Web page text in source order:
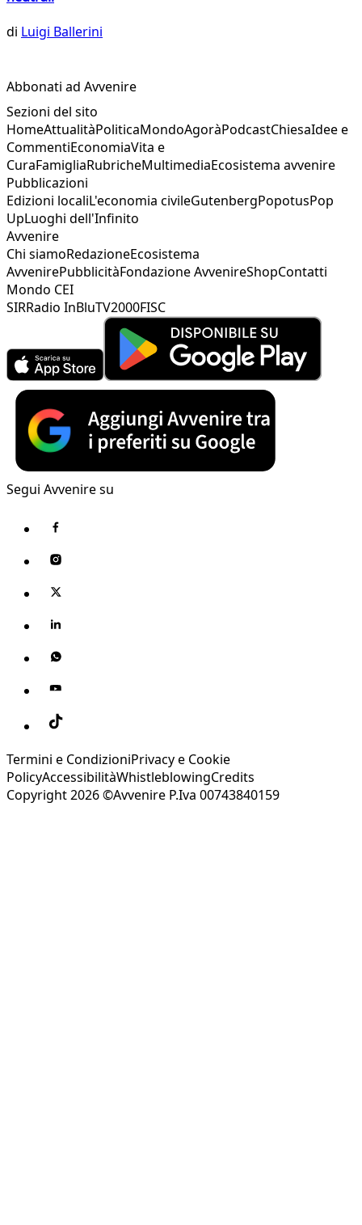
di Luigi Ballerini
Abbonati ad Avvenire
Sezioni del sito
HomeAttualitàPoliticaMondoAgoràPodcastChiesaIdee e
CommentiEconomiaVita e
CuraFamigliaRubricheMultimediaEcosistema avvenire
Pubblicazioni
Edizioni localiL'economia civileGutenbergPopotusPop
UpLuoghi dell'Infinito
Avvenire
Chi siamoRedazioneEcosistema
AvvenirePubblicitàFondazione AvvenireShopContatti
Mondo CEI
SIRRadio InBluTV2000FISC
Segui Avvenire su
Termini e CondizioniPrivacy e Cookie
PolicyAccessibilitàWhistleblowingCredits
Copyright 2026 ©Avvenire P.Iva 00743840159